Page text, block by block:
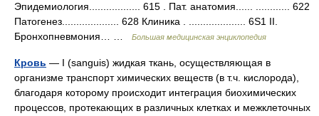
Эпидемиология.................. 615 . Пат. анатомия...... ............ 622
Патогенез.................... 628 Клиника . .................... 6S1 II.
Бронхопневмония… …
Большая медицинская энциклопедия
Кровь — I (sanguis) жидкая ткань, осуществляющая в
организме транспорт химических веществ (в т.ч. кислорода),
благодаря которому происходит интеграция биохимических
процессов, протекающих в различных клетках и межклеточных